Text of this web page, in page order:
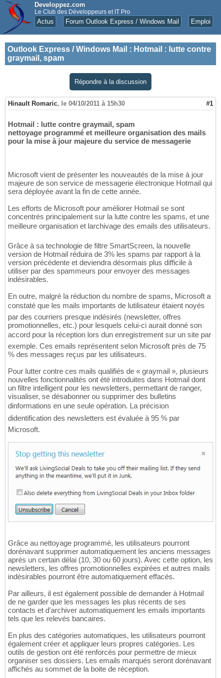
Developpez.com
Le Club des Développeurs et IT Pro
Actus Forum Outlook Express / Windows Mail Emploi
Outlook Express / Windows Mail : Hotmail : lutte contre
graymail, spam
Répondre à la discussion
Hinault Romaric, le 04/10/2011 à 15h30 #1
Hotmail : lutte contre graymail, spam
nettoyage programmé et meilleure organisation des mails
pour la mise à jour majeure du service de messagerie
Microsoft vient de présenter les nouveautés de la mise à jour
majeure de son service de messagerie électronique Hotmail qui
sera déployée avant la fin de cette année.
Les efforts de Microsoft pour améliorer Hotmail se sont
concentrés principalement sur la lutte contre les spams, et une
meilleure organisation et larchivage des emails des utilisateurs.
Grâce à sa technologie de filtre SmartScreen, la nouvelle
version de Hotmail réduira de 3% les spams par rapport à la
version précédente et deviendra désormais plus difficile à
utiliser par des spammeurs pour envoyer des messages
indésirables.
En outre, malgré la réduction du nombre de spams, Microsoft a
constaté que les mails importants de lutilisateur étaient noyés
par des courriers presque indésirés (newsletter, offres
promotionnelles, etc.) pour lesquels celui-ci aurait donné son
accord pour la réception lors dun enregistrement sur un site par
exemple. Ces emails représentent selon Microsoft près de 75
% des messages reçus par les utilisateurs.
Pour lutter contre ces mails qualifiés de « graymail », plusieurs
nouvelles fonctionnalités ont été introduites dans Hotmail dont
un filtre intelligent pour les newsletters, permettant de ranger,
visualiser, se désabonner ou supprimer des bulletins
dinformations en une seule opération. La précision
didentification des newsletters est évaluée à 95 % par
Microsoft.
Grâce au nettoyage programmé, les utilisateurs pourront
dorénavant supprimer automatiquement les anciens messages
après un certain délai (10, 30 ou 60 jours). Avec cette option, les
newsletters, les offres promotionnelles expirées et autres mails
indésirables pourront être automatiquement effacés.
Par ailleurs, il est également possible de demander à Hotmail
de ne garder que les messages les plus récents de ses
contacts et d'archiver automatiquement les emails importants
tels que les relevés bancaires.
En plus des catégories automatiques, les utilisateurs pourront
également créer et appliquer leurs propres catégories. Les
outils de gestion ont été renforcés pour permettre de mieux
organiser ses dossiers. Les emails marqués seront dorénavant
affichés au sommet de la boite de réception.